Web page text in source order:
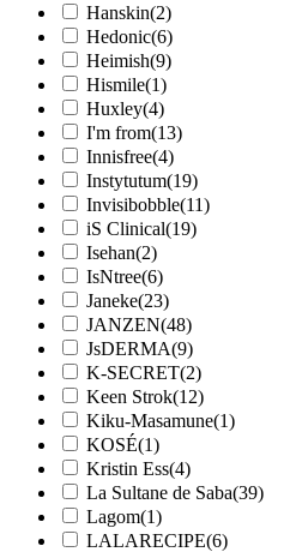
Hanskin(2)
Hedonic(6)
Heimish(9)
Hismile(1)
Huxley(4)
I'm from(13)
Innisfree(4)
Instytutum(19)
Invisibobble(11)
iS Clinical(19)
Isehan(2)
IsNtree(6)
Janeke(23)
JANZEN(48)
JsDERMA(9)
K‑SECRET(2)
Keen Strok(12)
Kiku-Masamune(1)
KOSÉ(1)
Kristin Ess(4)
La Sultane de Saba(39)
Lagom(1)
LALARECIPE(6)